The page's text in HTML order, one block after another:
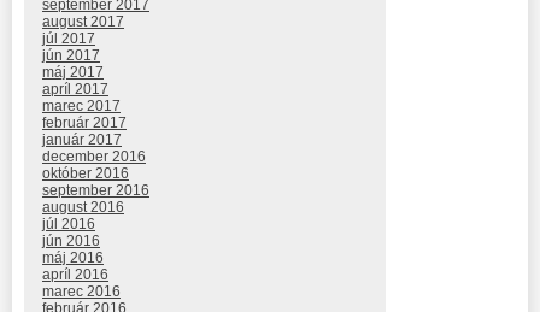
september 2017
august 2017
júl 2017
jún 2017
máj 2017
apríl 2017
marec 2017
február 2017
január 2017
december 2016
október 2016
september 2016
august 2016
júl 2016
jún 2016
máj 2016
apríl 2016
marec 2016